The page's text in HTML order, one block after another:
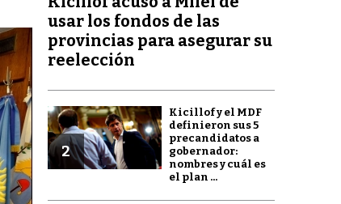
usar los fondos de las
provincias para asegurar su
reelección
2
Kicillof y el MDF
definieron sus 5
precandidatos a
gobernador:
nombres y cuál es
el plan ...